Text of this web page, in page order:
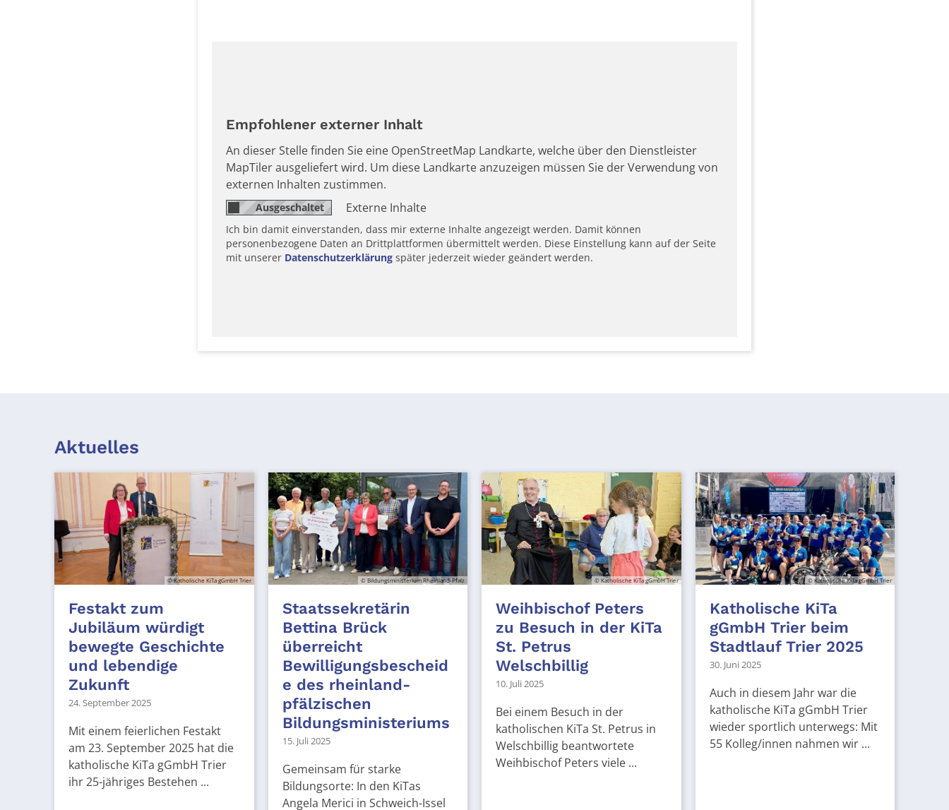
Empfohlener externer Inhalt
An dieser Stelle finden Sie eine OpenStreetMap Landkarte, welche über den Dienstleister
MapTiler ausgeliefert wird. Um diese Landkarte anzuzeigen müssen Sie der Verwendung von
externen Inhalten zustimmen.
Externe Inhalte
Ich bin damit einverstanden, dass mir externe Inhalte angezeigt werden. Damit können
personenbezogene Daten an Drittplattformen übermittelt werden. Diese Einstellung kann auf der Seite
mit unserer Datenschutzerklärung später jederzeit wieder geändert werden.
Aktuelles
© Katholische KiTa gGmbH Trier
Festakt zum
Jubiläum würdigt
bewegte Geschichte
und lebendige
Zukunft
24. September 2025
Mit einem feierlichen Festakt
am 23. September 2025 hat die
katholische KiTa gGmbH Trier
ihr 25-jähriges Bestehen ...
© Bildungsministerium Rheinland-Pfalz
Staatssekretärin
Bettina Brück
überreicht
Bewilligungsbescheid
e des rheinland-
pfälzischen
Bildungsministeriums
15. Juli 2025
Gemeinsam für starke
Bildungsorte: In den KiTas
Angela Merici in Schweich-Issel
© Katholische KiTa gGmbH Trier
Weihbischof Peters
zu Besuch in der KiTa
St. Petrus
Welschbillig
10. Juli 2025
Bei einem Besuch in der
katholischen KiTa St. Petrus in
Welschbillig beantwortete
Weihbischof Peters viele ...
© Katholische KiTa gGmbH Trier
Katholische KiTa
gGmbH Trier beim
Stadtlauf Trier 2025
30. Juni 2025
Auch in diesem Jahr war die
katholische KiTa gGmbH Trier
wieder sportlich unterwegs: Mit
55 Kolleg/innen nahmen wir ...